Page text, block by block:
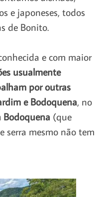
e japoneses, todos
de Bonito.
e com maior
usualmente
por outras
e Bodoquena, no
Bodoquena (que
serra mesmo não tem